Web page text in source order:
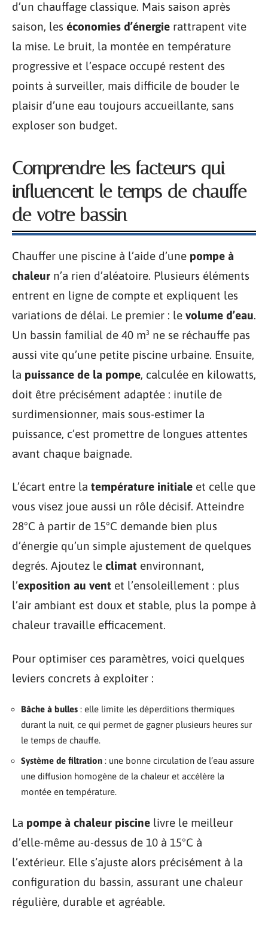
d’un chauffage classique. Mais saison après
saison, les économies d’énergie rattrapent vite
la mise. Le bruit, la montée en température
progressive et l’espace occupé restent des
points à surveiller, mais difficile de bouder le
plaisir d’une eau toujours accueillante, sans
exploser son budget.
Comprendre les facteurs qui
influencent le temps de chauffe
de votre bassin
Chauffer une piscine à l’aide d’une pompe à
chaleur n’a rien d’aléatoire. Plusieurs éléments
entrent en ligne de compte et expliquent les
variations de délai. Le premier : le volume d’eau.
Un bassin familial de 40 m³ ne se réchauffe pas
aussi vite qu’une petite piscine urbaine. Ensuite,
la puissance de la pompe, calculée en kilowatts,
doit être précisément adaptée : inutile de
surdimensionner, mais sous-estimer la
puissance, c’est promettre de longues attentes
avant chaque baignade.
L’écart entre la température initiale et celle que
vous visez joue aussi un rôle décisif. Atteindre
28°C à partir de 15°C demande bien plus
d’énergie qu’un simple ajustement de quelques
degrés. Ajoutez le climat environnant,
l’exposition au vent et l’ensoleillement : plus
l’air ambiant est doux et stable, plus la pompe à
chaleur travaille efficacement.
Pour optimiser ces paramètres, voici quelques
leviers concrets à exploiter :
Bâche à bulles : elle limite les déperditions thermiques
durant la nuit, ce qui permet de gagner plusieurs heures sur
le temps de chauffe.
Système de filtration : une bonne circulation de l’eau assure
une diffusion homogène de la chaleur et accélère la
montée en température.
La pompe à chaleur piscine livre le meilleur
d’elle-même au-dessus de 10 à 15°C à
l’extérieur. Elle s’ajuste alors précisément à la
configuration du bassin, assurant une chaleur
régulière, durable et agréable.